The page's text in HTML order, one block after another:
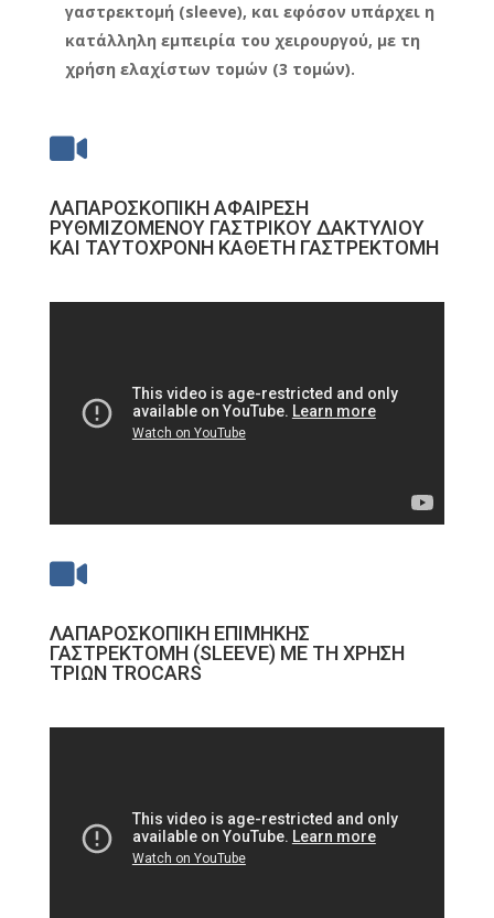
γαστρεκτομή (sleeve), και εφόσον υπάρχει η
κατάλληλη εμπειρία του χειρουργού, με τη
χρήση ελαχίστων τομών (3 τομών).

ΛΑΠΑΡΟΣΚΟΠΙΚΗ ΑΦΑΙΡΕΣΗ
ΡΥΘΜΙΖΟΜΕΝΟΥ ΓΑΣΤΡΙΚΟΥ ΔΑΚΤΥΛΙΟΥ
ΚΑΙ ΤΑΥΤΟΧΡΟΝΗ ΚΑΘΕΤΗ ΓΑΣΤΡΕΚΤΟΜΗ

ΛΑΠΑΡΟΣΚΟΠΙΚΗ ΕΠΙΜΗΚΗΣ
ΓΑΣΤΡΕΚΤΟΜΗ (SLEEVE) ΜΕ ΤΗ ΧΡΗΣΗ
ΤΡΙΩΝ TROCARS